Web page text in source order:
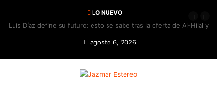
LO NUEVO
Luis Díaz define su futuro: esto se sabe tras la oferta de Al-Hilal y
la respuesta del Bayern
agosto 6, 2026